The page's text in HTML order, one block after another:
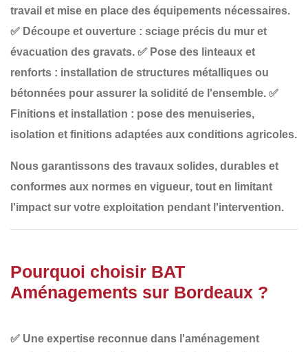
travail et mise en place des équipements nécessaires.
✅ Découpe et ouverture : sciage précis du mur et
évacuation des gravats. ✅ Pose des linteaux et
renforts : installation de structures métalliques ou
bétonnées pour assurer la solidité de l'ensemble. ✅
Finitions et installation : pose des menuiseries,
isolation et finitions adaptées aux conditions agricoles.
Nous garantissons des travaux solides, durables et
conformes aux normes en vigueur, tout en limitant
l'impact sur votre exploitation pendant l'intervention.
Pourquoi choisir BAT
Aménagements sur Bordeaux ?
✅ Une expertise reconnue dans l'aménagement